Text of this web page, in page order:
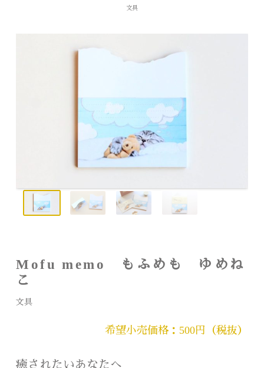
文具
Mofu memo もふめも ゆめね
こ
文具
希望小売価格：500円（税抜）
癒されたいあなたへ